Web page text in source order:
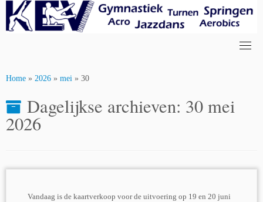
content
Home » 2026 » mei » 30
Dagelijkse archieven: 30 mei
2026
Vandaag is de kaartverkoop voor de uitvoering op 19 en 20 juni